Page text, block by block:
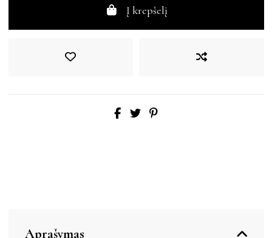
Į krepšelį
Aprašymas